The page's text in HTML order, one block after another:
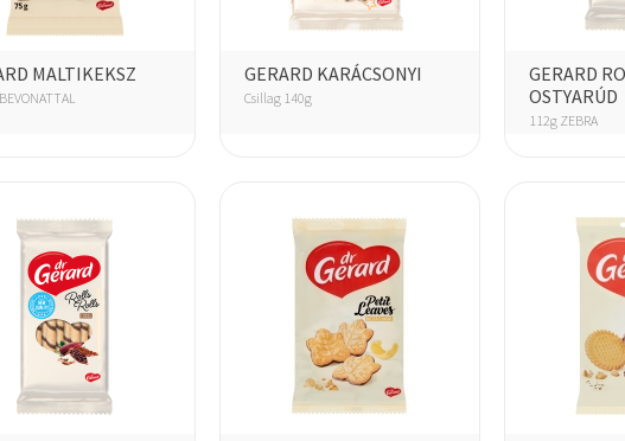
MALTIKEKSZ GERARD KARÁCSONYI
Csillag 140g
GERARD
OSTYARÚD
112g ZEBRA